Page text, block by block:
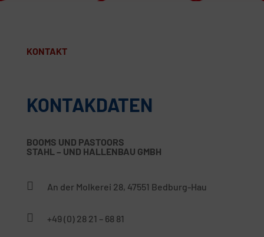
KONTAKT
KONTAKDATEN
BOOMS UND PASTOORS
STAHL – UND HALLENBAU GMBH
An der Molkerei 28, 47551 Bedburg-Hau
+49 (0) 28 21 – 68 81